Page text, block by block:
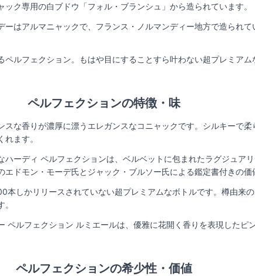
ク専用の白ブドウ「フォル・ブランシュ」から造られています。
はアルマニャックで、フランス・ノルマンディー地方で造られ
ペルフェクション。もはや目にすることすら叶わない超プレミア
ペルフェクションの特徴・味
な香りが濃厚に漂うエレガンスなコニャックです。シルキーで柔
ます。
ーディ ペルフェクションは、ベルベットに包まれたラグジュア
ドモン・モーデ氏とジャック・ブルソー氏による鑑定書付きの価
しかリリースされていない超プレミアムなボトルです。樽由来
ペルフェクション ルミエールは、優雅に花開く香りを表現したピ
ペルフェクションの希少性・価値​